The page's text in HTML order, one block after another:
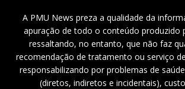
A PMU News preza a qualidade da
apuração de todo o conteúdo produzido
ressaltando, no entanto, que não faz
recomendação de tratamento ou serviço
responsabilizando por problemas de
(diretos, indiretos e incidentais),